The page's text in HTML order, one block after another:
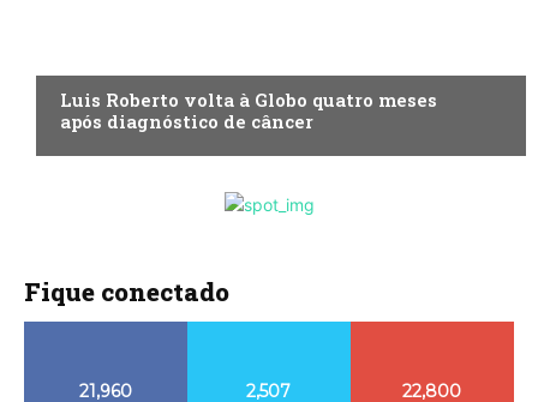
Luis Roberto volta à Globo quatro meses
após diagnóstico de câncer
Fique conectado
21,960 2,507 22,800